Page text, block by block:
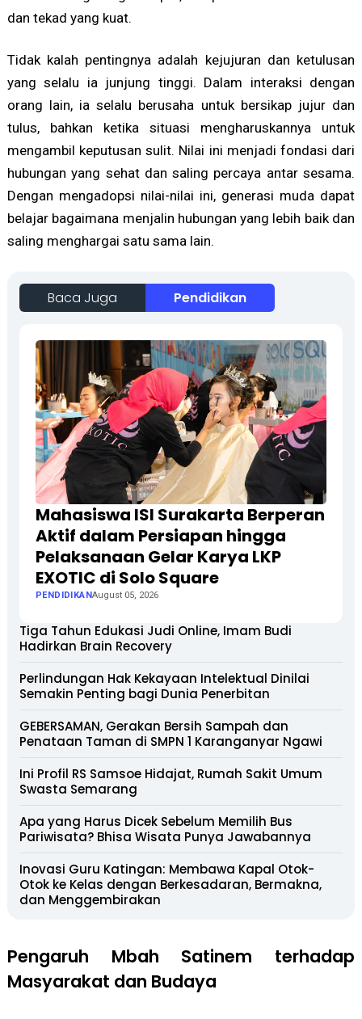
dan tekad yang kuat.
Tidak kalah pentingnya adalah kejujuran dan ketulusan
yang selalu ia junjung tinggi. Dalam interaksi dengan
orang lain, ia selalu berusaha untuk bersikap jujur dan
tulus, bahkan ketika situasi mengharuskannya untuk
mengambil keputusan sulit. Nilai ini menjadi fondasi dari
hubungan yang sehat dan saling percaya antar sesama.
Dengan mengadopsi nilai-nilai ini, generasi muda dapat
belajar bagaimana menjalin hubungan yang lebih baik dan
saling menghargai satu sama lain.
Baca Juga Pendidikan
Mahasiswa ISI Surakarta Berperan
Aktif dalam Persiapan hingga
Pelaksanaan Gelar Karya LKP
EXOTIC di Solo Square
PENDIDIKANAugust 05, 2026
Tiga Tahun Edukasi Judi Online, Imam Budi
Hadirkan Brain Recovery
Perlindungan Hak Kekayaan Intelektual Dinilai
Semakin Penting bagi Dunia Penerbitan
GEBERSAMAN, Gerakan Bersih Sampah dan
Penataan Taman di SMPN 1 Karanganyar Ngawi
Ini Profil RS Samsoe Hidajat, Rumah Sakit Umum
Swasta Semarang
Apa yang Harus Dicek Sebelum Memilih Bus
Pariwisata? Bhisa Wisata Punya Jawabannya
Inovasi Guru Katingan: Membawa Kapal Otok-
Otok ke Kelas dengan Berkesadaran, Bermakna,
dan Menggembirakan
Pengaruh Mbah Satinem terhadap
Masyarakat dan Budaya